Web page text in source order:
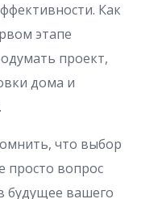
Как
этапе
проект,
дома и
что выбор
просто вопрос
будущее вашего